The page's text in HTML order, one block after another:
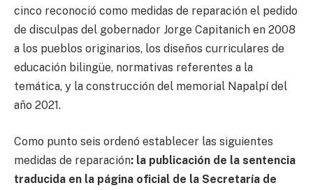
cinco reconoció como medidas de reparación el pedido
de disculpas del gobernador Jorge Capitanich en 2008
a los pueblos originarios, los diseños curriculares de
educación bilingüe, normativas referentes a la
temática, y la construcción del memorial Napalpí del
año 2021.
Como punto seis ordenó establecer las siguientes
medidas de reparación: la publicación de la sentencia
traducida en la página oficial de la Secretaría de